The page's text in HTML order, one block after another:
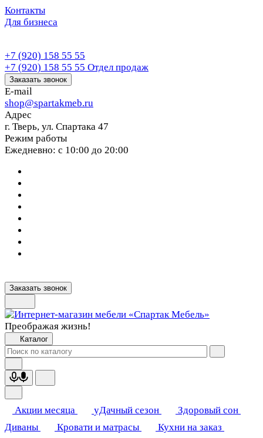
Контакты
Для бизнеса
+7 (920) 158 55 55
+7 (920) 158 55 55 Отдел продаж
Заказать звонок
E-mail
shop@spartakmeb.ru
Адрес
г. Тверь, ул. Спартака 47
Режим работы
Ежедневно: с 10:00 до 20:00
Заказать звонок
Преображая жизнь!
Каталог
Акции месяца уДачный сезон
Здоровый сон
Диваны
Кровати и матрасы
Кухни на заказ